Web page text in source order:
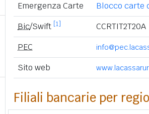
Emergenza Carte
Blocco carte
Bic/Swift [1]
CCRTIT2T20A
PEC
Sito web
Filiali bancarie per